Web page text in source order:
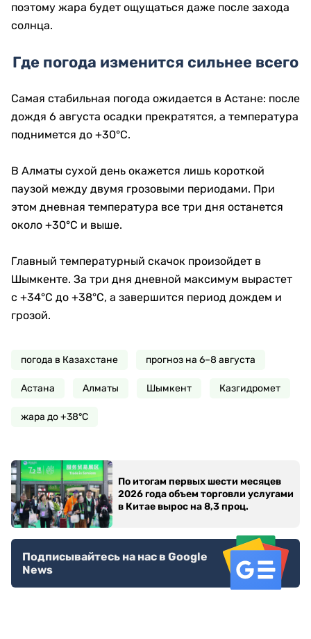
поэтому жара будет ощущаться даже после захода
солнца.
Где погода изменится сильнее всего
Самая стабильная погода ожидается в Астане: после
дождя 6 августа осадки прекратятся, а температура
поднимется до +30°C.
В Алматы сухой день окажется лишь короткой
паузой между двумя грозовыми периодами. При
этом дневная температура все три дня останется
около +30°C и выше.
Главный температурный скачок произойдет в
Шымкенте. За три дня дневной максимум вырастет
с +34°C до +38°C, а завершится период дождем и
грозой.
погода в Казахстане прогноз на 6–8 августа
Астана Алматы Шымкент Казгидромет
жара до +38°C
По итогам первых шести месяцев
2026 года объем торговли услугами
в Китае вырос на 8,3 проц.
Подписывайтесь на нас в Google
News